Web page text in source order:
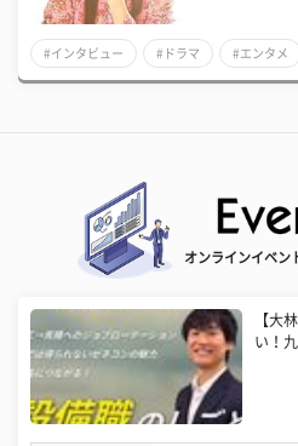
#インタビュー #ドラマ #エンタメ
オンラインイベン
【大
い！